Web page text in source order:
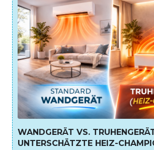
WANDGERÄT VS.
UNTERSCHÄTZTE HEIZ-